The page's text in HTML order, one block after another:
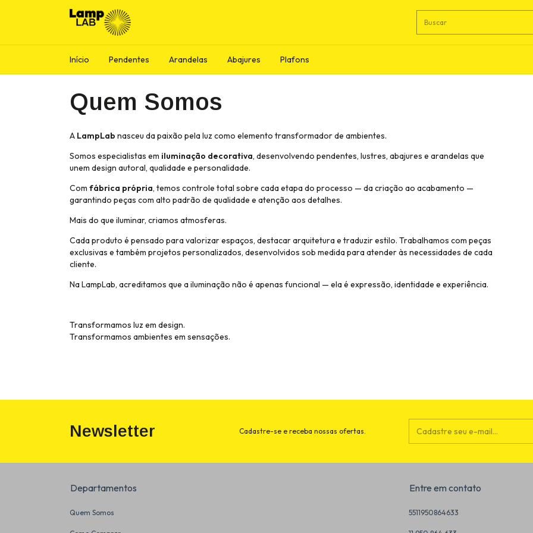
Início Pendentes Arandelas Abajures Plafons
Quem Somos
A LampLab nasceu da paixão pela luz como elemento transformador de ambientes.
Somos especialistas em iluminação decorativa, desenvolvendo pendentes, lustres, abajures e arandelas que
unem design autoral, qualidade e personalidade.
Com fábrica própria, temos controle total sobre cada etapa do processo — da criação ao acabamento —
garantindo peças com alto padrão de qualidade e atenção aos detalhes.
Mais do que iluminar, criamos atmosferas.
Cada produto é pensado para valorizar espaços, destacar arquitetura e traduzir estilo. Trabalhamos com peças
exclusivas e também projetos personalizados, desenvolvidos sob medida para atender às necessidades de cada
cliente.
Na LampLab, acreditamos que a iluminação não é apenas funcional — ela é expressão, identidade e experiência.
Transformamos luz em design.
Transformamos ambientes em sensações.
Newsletter Cadastre-se e receba nossas ofertas.
Departamentos
Quem Somos
Entre em contato
5511950864633